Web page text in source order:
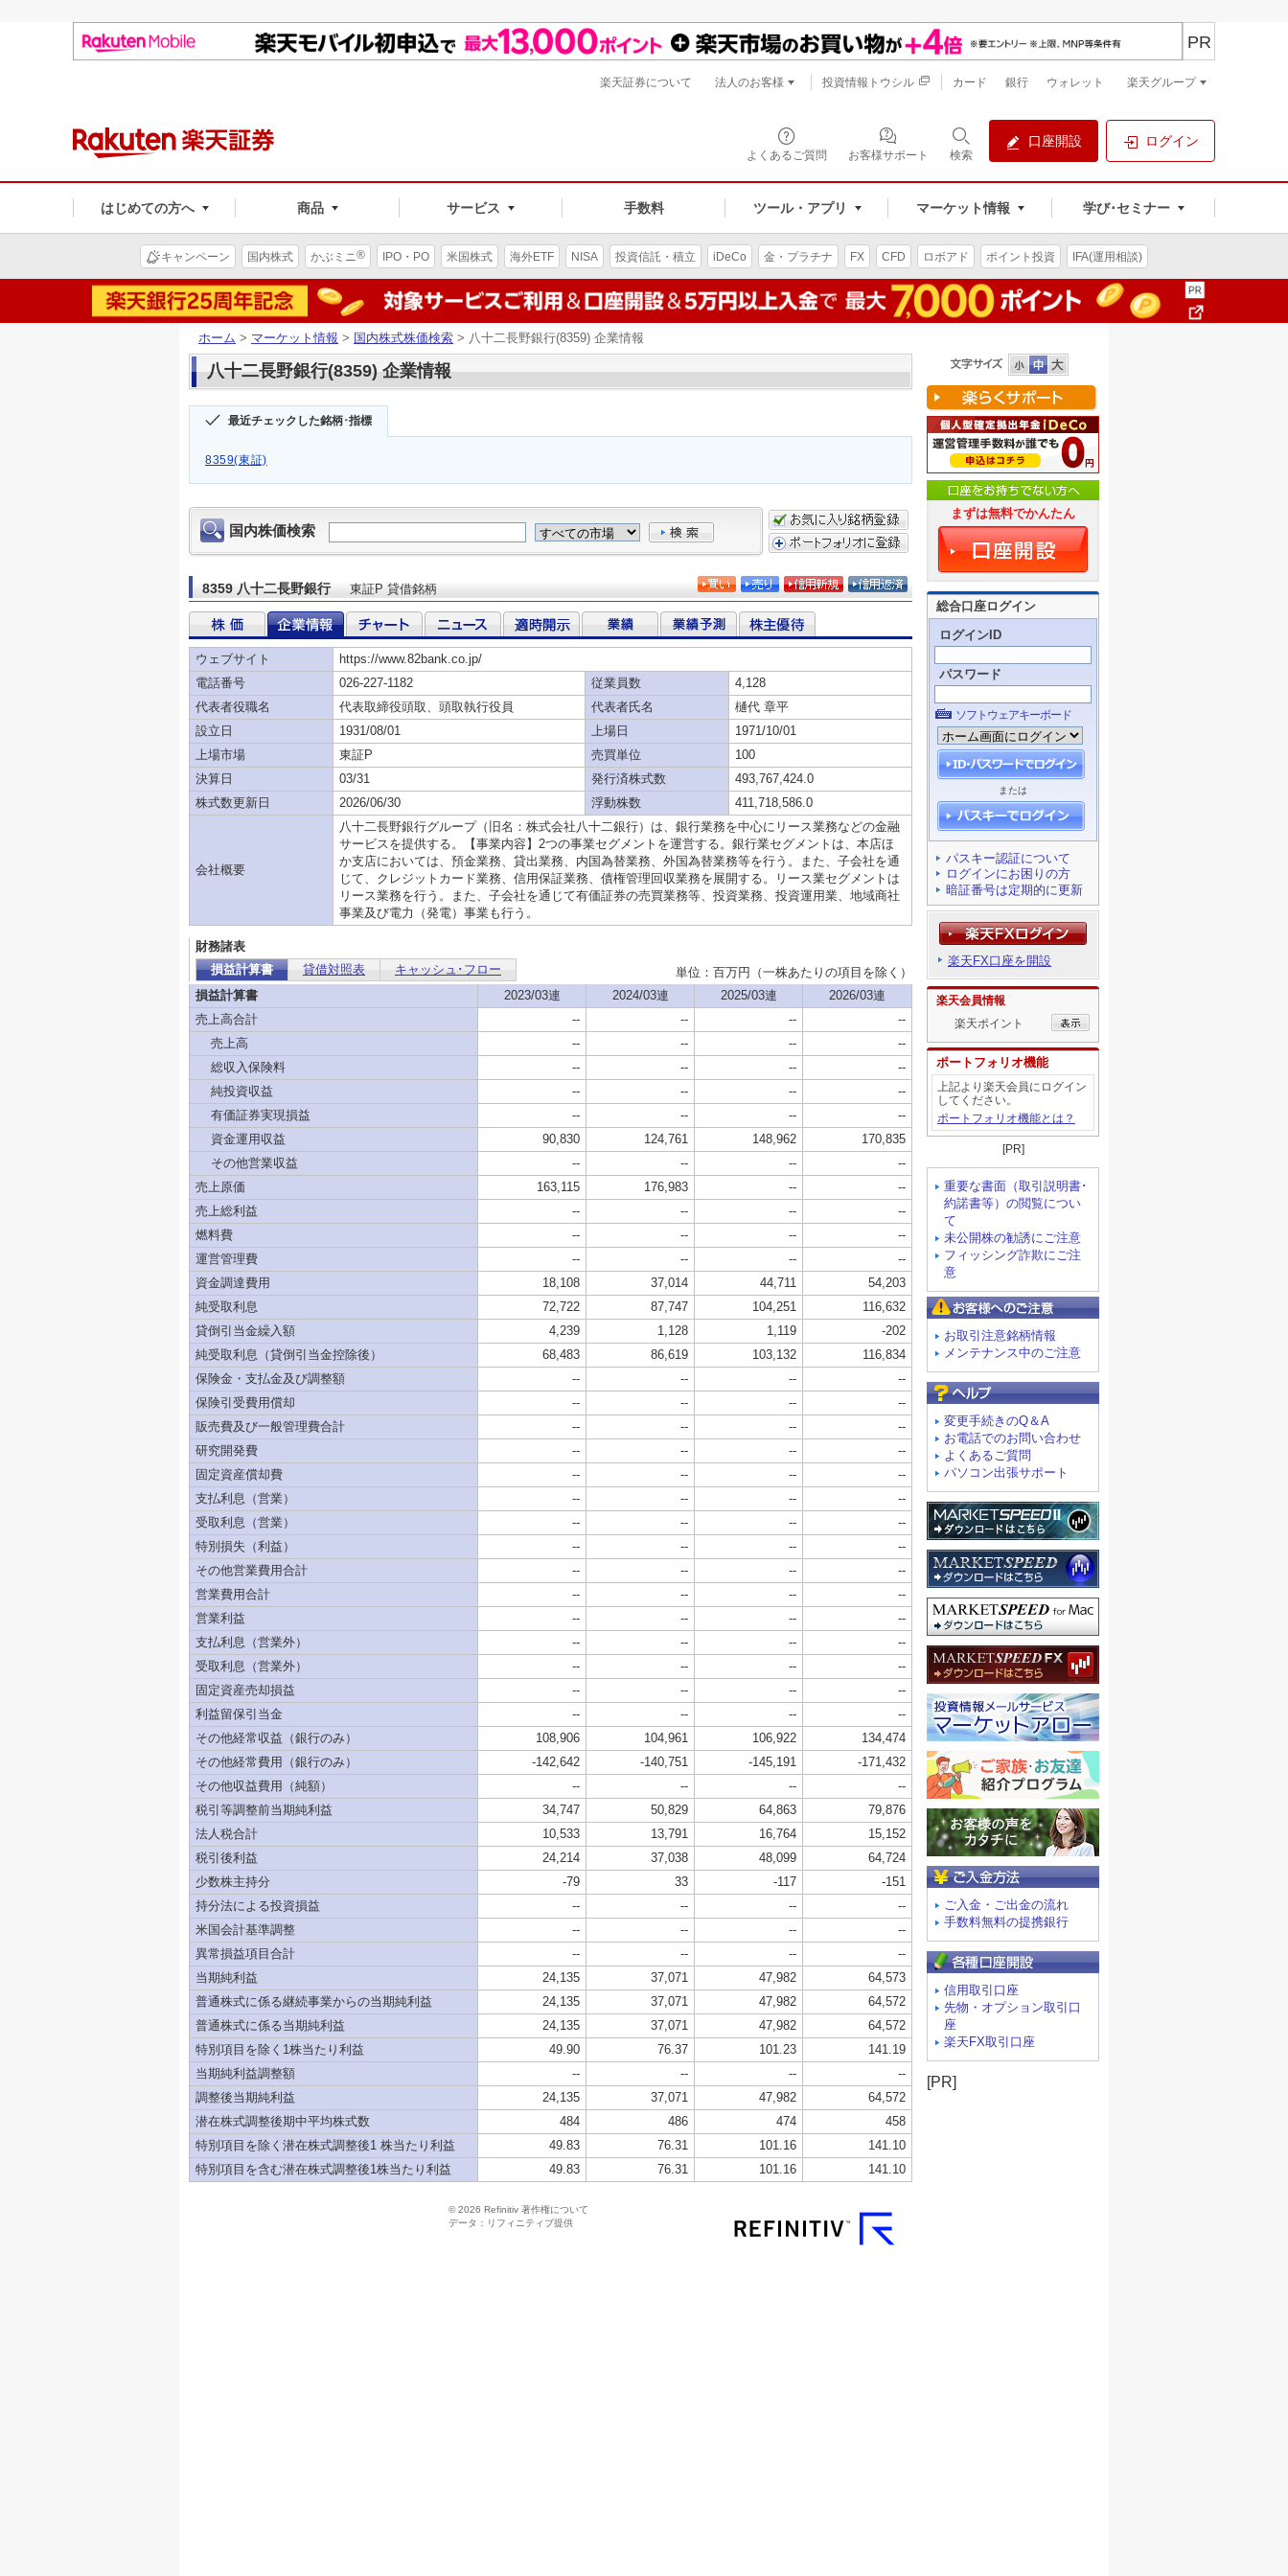
よくあるご質問 お客様サポート 検索
口座開設 ログイン
はじめての方へ 商品 サービス 手数料 ツール・アプリ マーケット情報 学び･セミナー
PR
楽天証券について 法人のお客様 投資情報トウシル カード 銀行 ウォレット 楽天グループ
キャンペーン 国内株式 かぶミニ® IPO・PO 米国株式 海外ETF NISA 投資信託・積立 iDeCo 金・プラチナ FX CFD ロボアド ポイント投資 IFA(運用相談)
ホーム > マーケット情報 > 国内株式株価検索 > 八十二長野銀行(8359) 企業情報
八十二長野銀行(8359) 企業情報
最近チェックした銘柄･指標
8359(東証)
まずは無料でかんたん
総合口座ログイン
ログインID
パスワード
ソフトウェアキーボード
または
パスキー認証について
ログインにお困りの方
暗証番号は定期的に更新
楽天FX口座を開設
楽天会員情報
楽天ポイント
ポートフォリオ機能
上記より楽天会員にログイン
してください。
ポートフォリオ機能とは？
[PR]
重要な書面（取引説明書･
約諾書等）の閲覧につい
て
未公開株の勧誘にご注意
フィッシング詐欺にご注
意
お取引注意銘柄情報
メンテナンス中のご注意
変更手続きのQ＆A
お電話でのお問い合わせ
よくあるご質問
パソコン出張サポート
ご入金・ご出金の流れ
手数料無料の提携銀行
信用取引口座
先物・オプション取引口
座
楽天FX取引口座
[PR]